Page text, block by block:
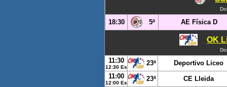
18:30 5ª AE Física D
OK
11:30
12:30 Es
23ª
Deportivo Liceo
11:00
12:00 Es
23ª CE Lleida